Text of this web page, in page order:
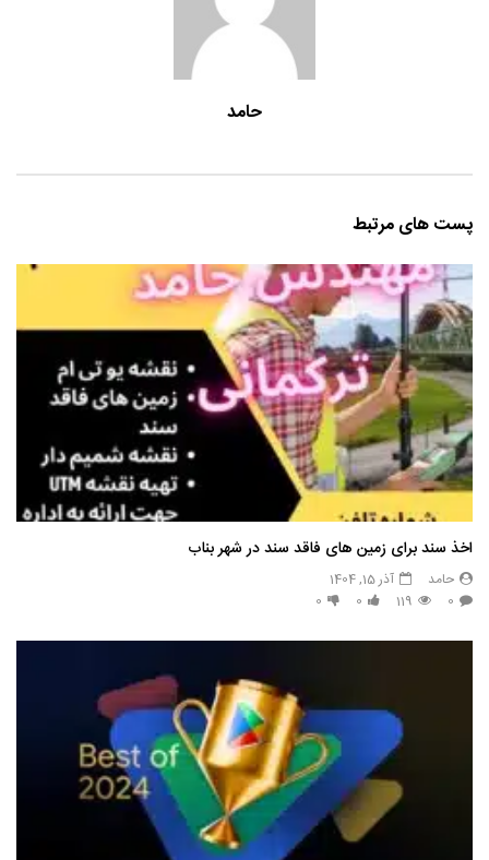
حامد
پست های مرتبط
اخذ سند برای زمین های فاقد سند در شهر بناب
حامد
آذر 15, 1404
0
119
0
0